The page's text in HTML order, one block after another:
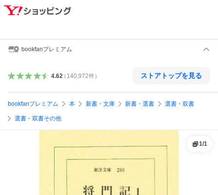
bookfanプレミアム
4.62（ 140,972件） ストアトップを見る
bookfanプレミアム 本 新書・文庫 新書・選書 選書・双書
選書・双書その他
1/1